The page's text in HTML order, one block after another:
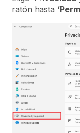
ratón hasta